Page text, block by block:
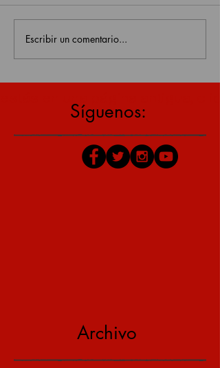
Escribir un comentario...
Síguenos:
Archivo